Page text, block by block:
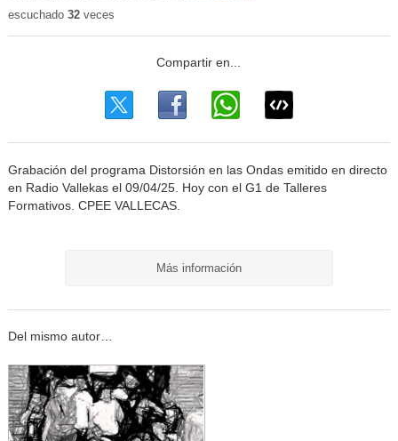
escuchado 32veces
Grabación del programa Distorsión en las Ondas emitido en directo
en Radio Vallekas el 09/04/25. Hoy con el G1 de Talleres
Formativos. CPEE VALLECAS.
Más información
Del mismo autor…